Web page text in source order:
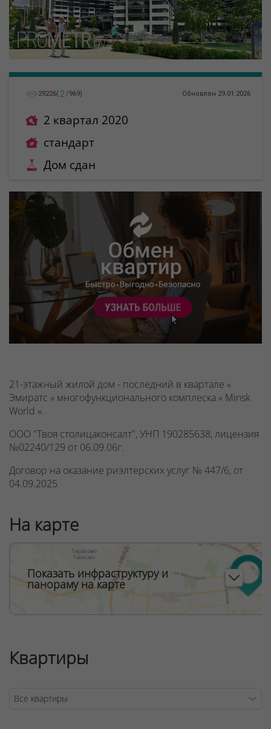
29226( 2 /969) Обновлен 29.01.2026
2 квартал 2020
стандарт
Дом сдан
21-этажный жилой дом - последний в квартале «
Эмиратс » многофункционального комплеска « Minsk
World ».
ООО "Твоя столицаконсалт", УНП 190285638, лицензия
№02240/129 от 06.09.06г.
Договор на оказание риэлтерских услуг № 447/6, от
04.09.2025
На карте
Показать инфраструктуру и
панораму на карте
Квартиры